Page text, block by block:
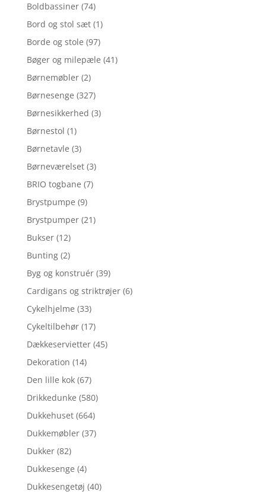
Boldbassiner (74)
Bord og stol sæt (1)
Borde og stole (97)
Bøger og milepæle (41)
Børnemøbler (2)
Børnesenge (327)
Børnesikkerhed (3)
Børnestol (1)
Børnetavle (3)
Børneværelset (3)
BRIO togbane (7)
Brystpumpe (9)
Brystpumper (21)
Bukser (12)
Bunting (2)
Byg og konstruér (39)
Cardigans og striktrøjer (6)
Cykelhjelme (33)
Cykeltilbehør (17)
Dækkeservietter (45)
Dekoration (14)
Den lille kok (67)
Drikkedunke (580)
Dukkehuset (664)
Dukkemøbler (37)
Dukker (82)
Dukkesenge (4)
Dukkesengetøj (40)